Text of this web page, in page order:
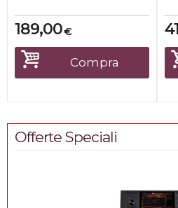
€
189,00
Compra
Offerte Speciali